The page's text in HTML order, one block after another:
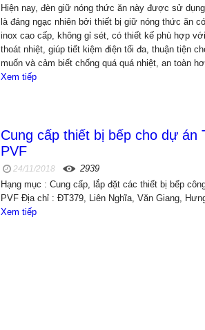
Hiện nay, đèn giữ nóng thức ăn này được sử
là đáng ngạc nhiên bởi thiết bị giữ nóng thức ăn
inox cao cấp, không gỉ sét, có thiết kế phù hợp
thoát nhiệt, giúp tiết kiệm điện tối đa, thuận tiện
muốn và cảm biết chống quá quá nhiệt, an toàn
Xem tiếp
Cung cấp thiết bị bếp cho dự án
PVF
24/11/2018
2939
Hạng mục : Cung cấp, lắp đặt các thiết bị bếp
PVF Địa chỉ : ĐT379, Liên Nghĩa, Văn Giang,
Xem tiếp